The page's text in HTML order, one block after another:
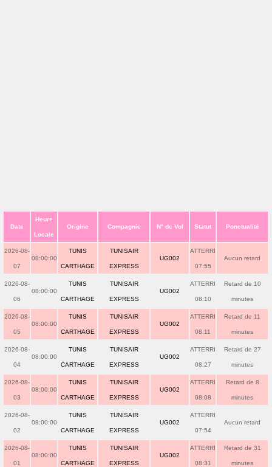
Date
Heure
Locale
Origine Compagnie N° de Vol Statut Ponctualité
2026-08-
07
08:00:00
TUNIS
CARTHAGE
TUNISAIR
EXPRESS
UG002
ATTERRI
07:55
Aucun retard
2026-08-
06
08:00:00
TUNIS
CARTHAGE
TUNISAIR
EXPRESS
UG002
ATTERRI
08:10
Retard de 10
minutes
2026-08-
05
08:00:00
TUNIS
CARTHAGE
TUNISAIR
EXPRESS
UG002
ATTERRI
08:11
Retard de 11
minutes
2026-08-
04
08:00:00
TUNIS
CARTHAGE
TUNISAIR
EXPRESS
UG002
ATTERRI
08:27
Retard de 27
minutes
2026-08-
03
08:00:00
TUNIS
CARTHAGE
TUNISAIR
EXPRESS
UG002
ATTERRI
08:08
Retard de 8
minutes
2026-08-
02
08:00:00
TUNIS
CARTHAGE
TUNISAIR
EXPRESS
UG002
ATTERRI
07:54
Aucun retard
2026-08-
01
08:00:00
TUNIS
CARTHAGE
TUNISAIR
EXPRESS
UG002
ATTERRI
08:31
Retard de 31
minutes